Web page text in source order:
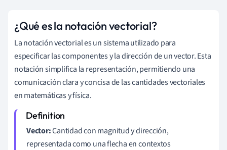
¿Qué es la notación vectorial?
La notación vectorial es un sistema utilizado para
especificar las componentes y la dirección de un vector. Esta
notación simplifica la representación, permitiendo una
comunicación clara y concisa de las cantidades vectoriales
en matemáticas y física.
Vector:Cantidad con magnitud y dirección,
representada como una flecha en contextos